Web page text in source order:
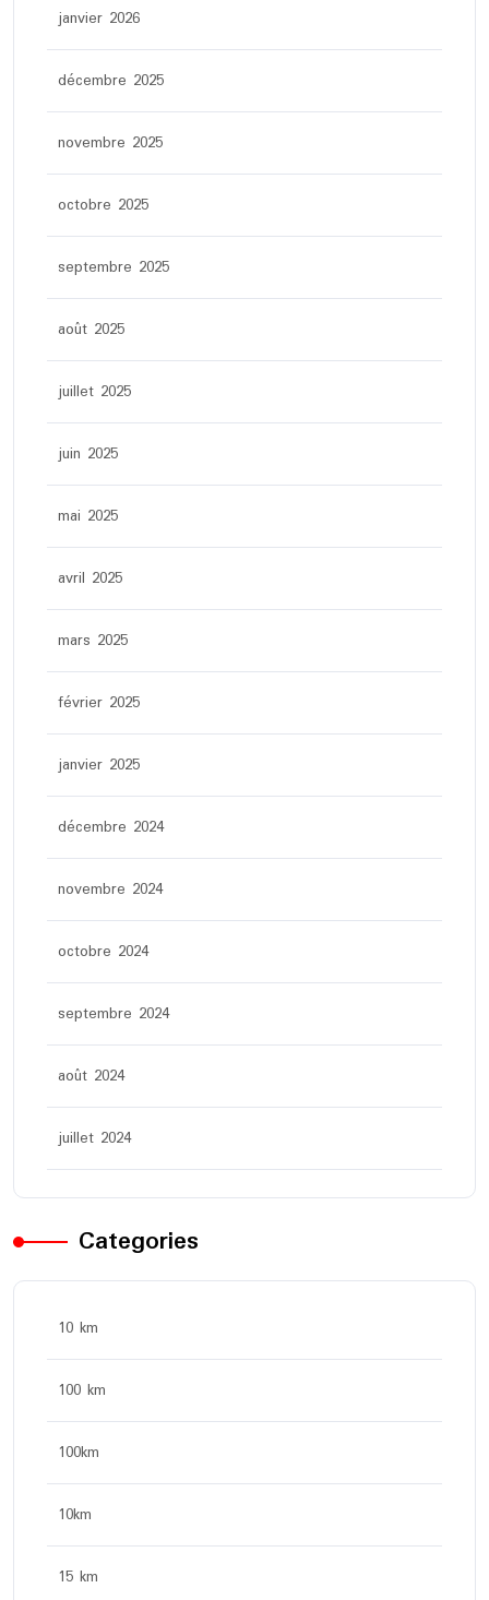
janvier 2026
décembre 2025
novembre 2025
octobre 2025
septembre 2025
août 2025
juillet 2025
juin 2025
mai 2025
avril 2025
mars 2025
février 2025
janvier 2025
décembre 2024
novembre 2024
octobre 2024
septembre 2024
août 2024
juillet 2024
Categories
10 km
100 km
100km
10km
15 km